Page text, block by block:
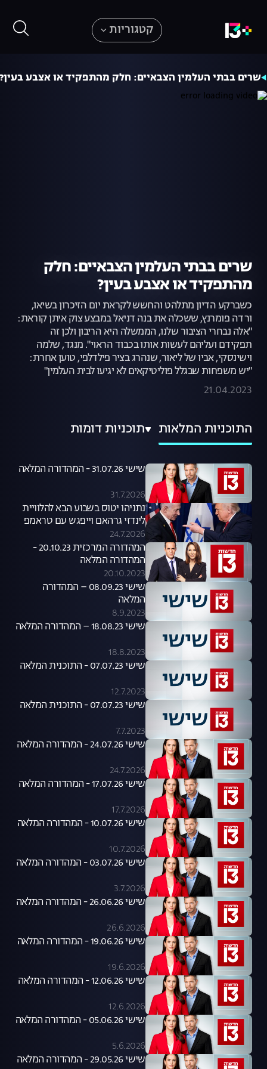
קטגוריות
שרים בבתי העלמין הצבאיים: חלק מהתפקיד או אצבע בעין?
שרים בבתי העלמין הצבאיים: חלק
מהתפקיד או אצבע בעין?
כשברקע הדיון מתלהט והחשש לקראת יום הזיכרון בשיאו,
ורדה פומרנץ, ששכלה את בנה דניאל במבצע צוק איתן קוראת:
"אלה נבחרי הציבור שלנו, הממשלה היא הריבון ולכן זה
תפקידם ועליהם לעשות אותו בכבוד הראוי". מנגד, שלמה
וישינסקי, אביו של ליאור, שנהרג בציר פילדלפי, טוען אחרת:
"יש משפחות שבגלל פוליטיקאים לא יגיעו לבית העלמין"
21.04.2023
התוכניות המלאות תוכניות דומות
שישי 31.07.26 - המהדורה המלאה
31.7.2026
נתניהו יטוס בשבוע הבא להלוויית
לינדזי גרהאם וייפגש עם טראמפ
24.7.2026
המהדורה המרכזית 20.10.23 -
המהדורה המלאה
20.10.2023
שישי 08.09.23 – המהדורה
המלאה
8.9.2023
שישי 18.08.23 – המהדורה המלאה
18.8.2023
שישי 07.07.23 - התוכנית המלאה
12.7.2023
שישי 07.07.23 - התוכנית המלאה
7.7.2023
שישי 24.07.26 - המהדורה המלאה
24.7.2026
שישי 17.07.26 - המהדורה המלאה
17.7.2026
שישי 10.07.26 - המהדורה המלאה
10.7.2026
שישי 03.07.26 - המהדורה המלאה
3.7.2026
שישי 26.06.26 - המהדורה המלאה
26.6.2026
שישי 19.06.26 - המהדורה המלאה
19.6.2026
שישי 12.06.26 - המהדורה המלאה
12.6.2026
שישי 05.06.26 - המהדורה המלאה
5.6.2026
שישי 29.05.26 - המהדורה המלאה